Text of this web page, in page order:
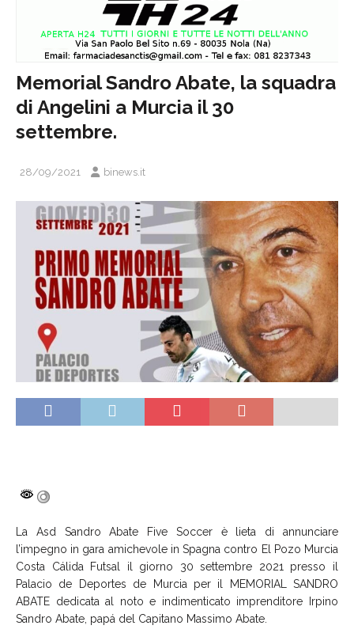
Memorial Sandro Abate, la squadra
di Angelini a Murcia il 30
settembre.
28/09/2021 binews.it
La Asd Sandro Abate Five Soccer è lieta di annunciare
l’impegno in gara amichevole in Spagna contro El Pozo Murcia
Costa Cálida Futsal il giorno 30 settembre 2021 presso il
Palacio de Deportes de Murcia per il MEMORIAL SANDRO
ABATE dedicata al noto e indimenticato imprenditore Irpino
Sandro Abate, papá del Capitano Massimo Abate.